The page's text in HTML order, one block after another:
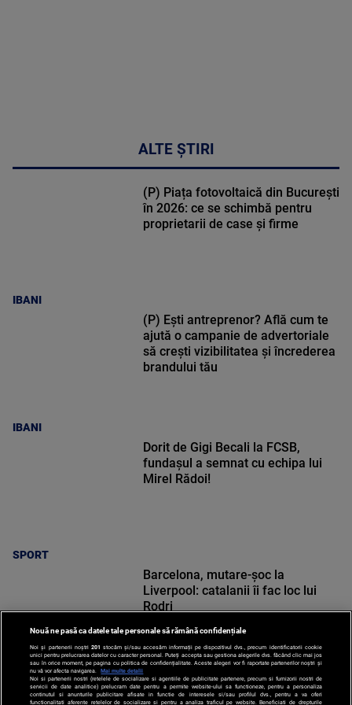
ALTE ȘTIRI
IBANI
(P) Piața fotovoltaică din București
în 2026: ce se schimbă pentru
proprietarii de case și firme
IBANI
(P) Ești antreprenor? Află cum te
ajută o campanie de advertoriale
să crești vizibilitatea și încrederea
brandului tău
SPORT
Dorit de Gigi Becali la FCSB,
fundașul a semnat cu echipa lui
Mirel Rădoi!
SPORT
Barcelona, mutare-șoc la
Liverpool: catalanii îi fac loc lui
Rodri
Nouă ne pasă ca datele tale personale să rămână confidențiale
Noi și partenerii noștri 201 stocăm și/sau accesăm informații pe dispozitivul dvs., precum identificatorii cookie
unici pentru prelucrarea datelor cu caracter personal. Puteți accepta sau gestiona alegerile dvs. făcând clic mai jos
sau în orice moment, pe pagina cu politica de confidențialitate. Aceste alegeri vor fi raportate partenerilor noștri și
nu vă vor afecta navigarea.
Mai multe detalii
Noi si partenerii nostri (retelele de socializare si agentiile de publicitate partenere, precum si furnizorii nostri de
servicii de date analitice) prelucram date pentru a permite website-ului sa functioneze, pentru a personaliza
continutul si anunturile publicitare afisate in functie de interesele si/sau profilul dvs., pentru a va oferi
functionalitati aferente retelelor de socializare si pentru a analiza traficul pe website. Beneficiati de drepturile